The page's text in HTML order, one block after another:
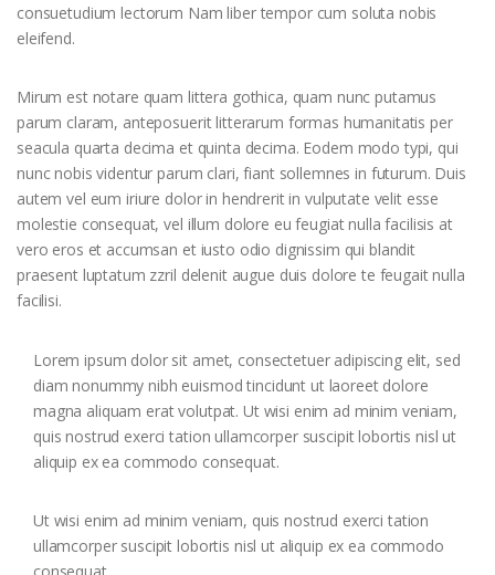
consuetudium lectorum Nam liber tempor cum soluta nobis
eleifend.
Mirum est notare quam littera gothica, quam nunc putamus
parum claram, anteposuerit litterarum formas humanitatis per
seacula quarta decima et quinta decima. Eodem modo typi, qui
nunc nobis videntur parum clari, fiant sollemnes in futurum. Duis
autem vel eum iriure dolor in hendrerit in vulputate velit esse
molestie consequat, vel illum dolore eu feugiat nulla facilisis at
vero eros et accumsan et iusto odio dignissim qui blandit
praesent luptatum zzril delenit augue duis dolore te feugait nulla
facilisi.
Lorem ipsum dolor sit amet, consectetuer adipiscing elit, sed
diam nonummy nibh euismod tincidunt ut laoreet dolore
magna aliquam erat volutpat. Ut wisi enim ad minim veniam,
quis nostrud exerci tation ullamcorper suscipit lobortis nisl ut
aliquip ex ea commodo consequat.
Ut wisi enim ad minim veniam, quis nostrud exerci tation
ullamcorper suscipit lobortis nisl ut aliquip ex ea commodo